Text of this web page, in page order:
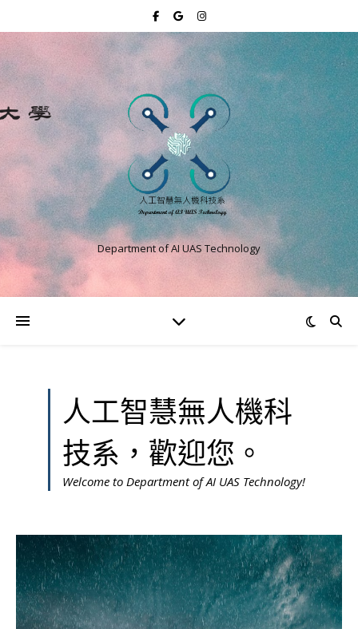
Department of AI UAS Technology
人工智慧無人機科
技系，歡迎您。
Welcome to Department of AI UAS Technology!